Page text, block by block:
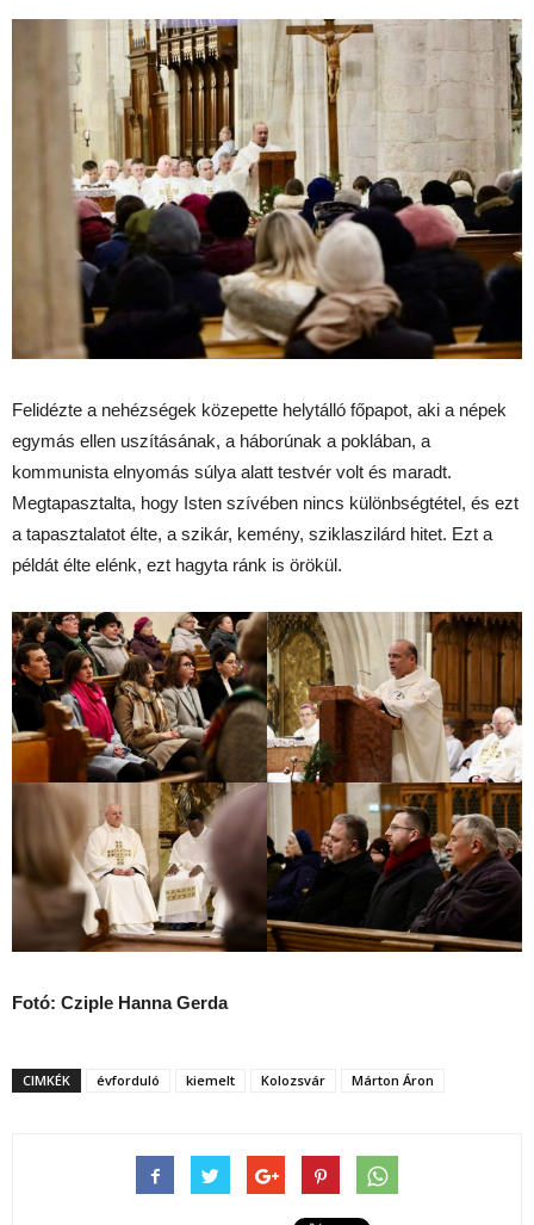
Felidézte a nehézségek közepette helytálló főpapot, aki a népek
egymás ellen uszításának, a háborúnak a poklában, a
kommunista elnyomás súlya alatt testvér volt és maradt.
Megtapasztalta, hogy Isten szívében nincs különbségtétel, és ezt
a tapasztalatot élte, a szikár, kemény, sziklaszilárd hitet. Ezt a
példát élte elénk, ezt hagyta ránk is örökül.
Fotó: Cziple Hanna Gerda
CIMKÉK évforduló kiemelt Kolozsvár Márton Áron